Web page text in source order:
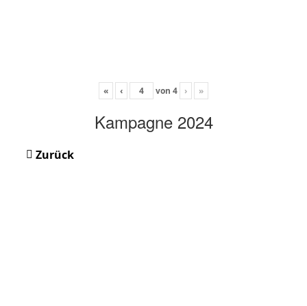
« ‹ von 4 › »
Kampagne 2024
Zurück